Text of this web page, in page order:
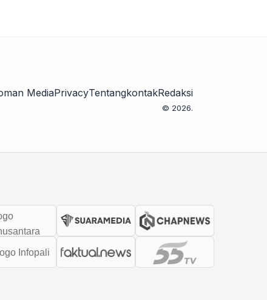
MediaPrivacyTentangkontakRedaksi
© 2026.